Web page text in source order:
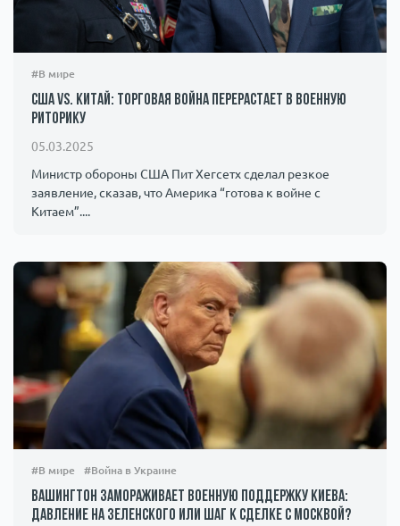
#В мире
США vs. Китай: торговая война перерастает в военную
риторику
05.03.2025
Министр обороны США Пит Хегсетх сделал резкое
заявление, сказав, что Америка “готова к войне с
Китаем”....
#В мире #Война в Украине
Вашингтон замораживает военную поддержку Киева:
давление на Зеленского или шаг к сделке с Москвой?